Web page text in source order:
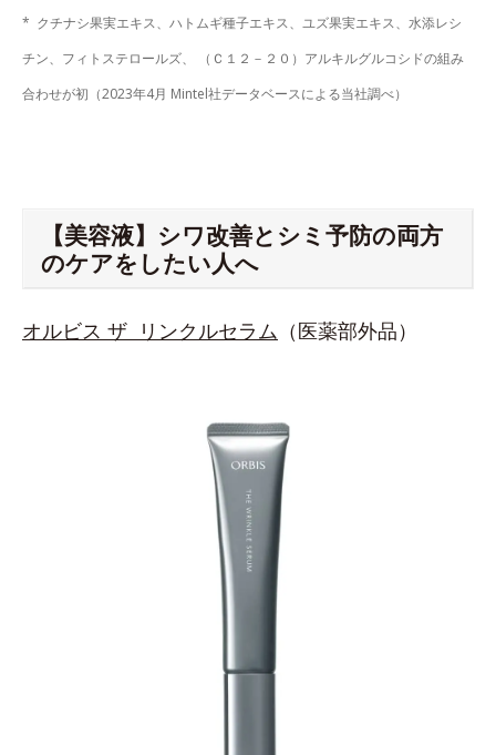
* クチナシ果実エキス、ハトムギ種子エキス、ユズ果実エキス、水添レシ
チン、フィトステロールズ、 （Ｃ１２－２０）アルキルグルコシドの組み
合わせが初（2023年4月 Mintel社データベースによる当社調べ）
【美容液】シワ改善とシミ予防の両方
のケアをしたい人へ
オルビス ザ リンクルセラム （医薬部外品）